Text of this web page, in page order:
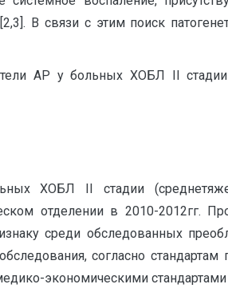
В связи с этим поиск
АР у больных ХОБЛ II
ХОБЛ II стадии
отделении в 2010-2012гг.
среди обследованных
согласно
экономическими